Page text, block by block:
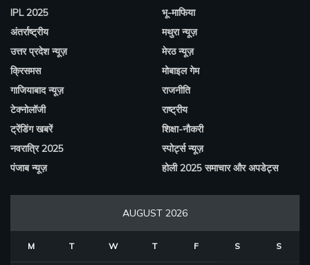
IPL 2025
अंतर्राष्ट्रीय
उत्तर प्रदेश न्यूज़
क्रिसमस
गाजियाबाद न्यूज़
टेक्नोलॉजी
ट्रेंडिंग खबरें
नवरात्रि 2025
पंजाब न्यूज़
भू-माफिया
मथुरा न्यूज़
मेरठ न्यूज़
मोबाइल गेम
राजनीति
राष्ट्रीय
शिक्षा-नौकरी
स्पोर्ट्स न्यूज़
होली 2025 समाचार और अपडेट्स
AUGUST 2026
M T W T F S S